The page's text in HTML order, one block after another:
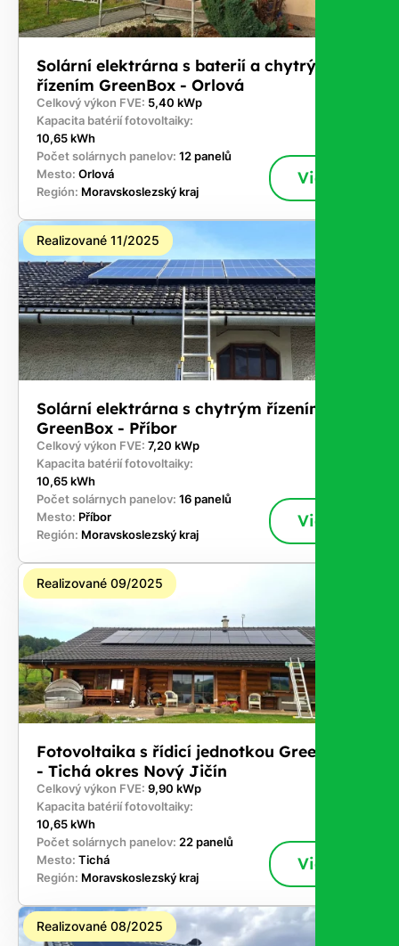
Solární elektrárna s baterií a chytrým
řízením GreenBox - Orlová
Celkový výkon FVE: 5,40 kWp
Kapacita batérií fotovoltaiky:
10,65 kWh
Počet solárnych panelov: 12 panelů
Mesto: Orlová
Región: Moravskoslezský kraj
Viac
Realizované 11/2025
Solární elektrárna s chytrým řízením
GreenBox - Příbor
Celkový výkon FVE: 7,20 kWp
Kapacita batérií fotovoltaiky:
10,65 kWh
Počet solárnych panelov: 16 panelů
Mesto: Příbor
Región: Moravskoslezský kraj
Viac
Realizované 09/2025
Fotovoltaika s řídicí jednotkou GreenBox
- Tichá okres Nový Jičín
Celkový výkon FVE: 9,90 kWp
Kapacita batérií fotovoltaiky:
10,65 kWh
Počet solárnych panelov: 22 panelů
Mesto: Tichá
Región: Moravskoslezský kraj
Viac
Realizované 08/2025